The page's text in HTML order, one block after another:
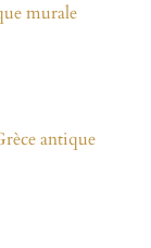
murale
antique